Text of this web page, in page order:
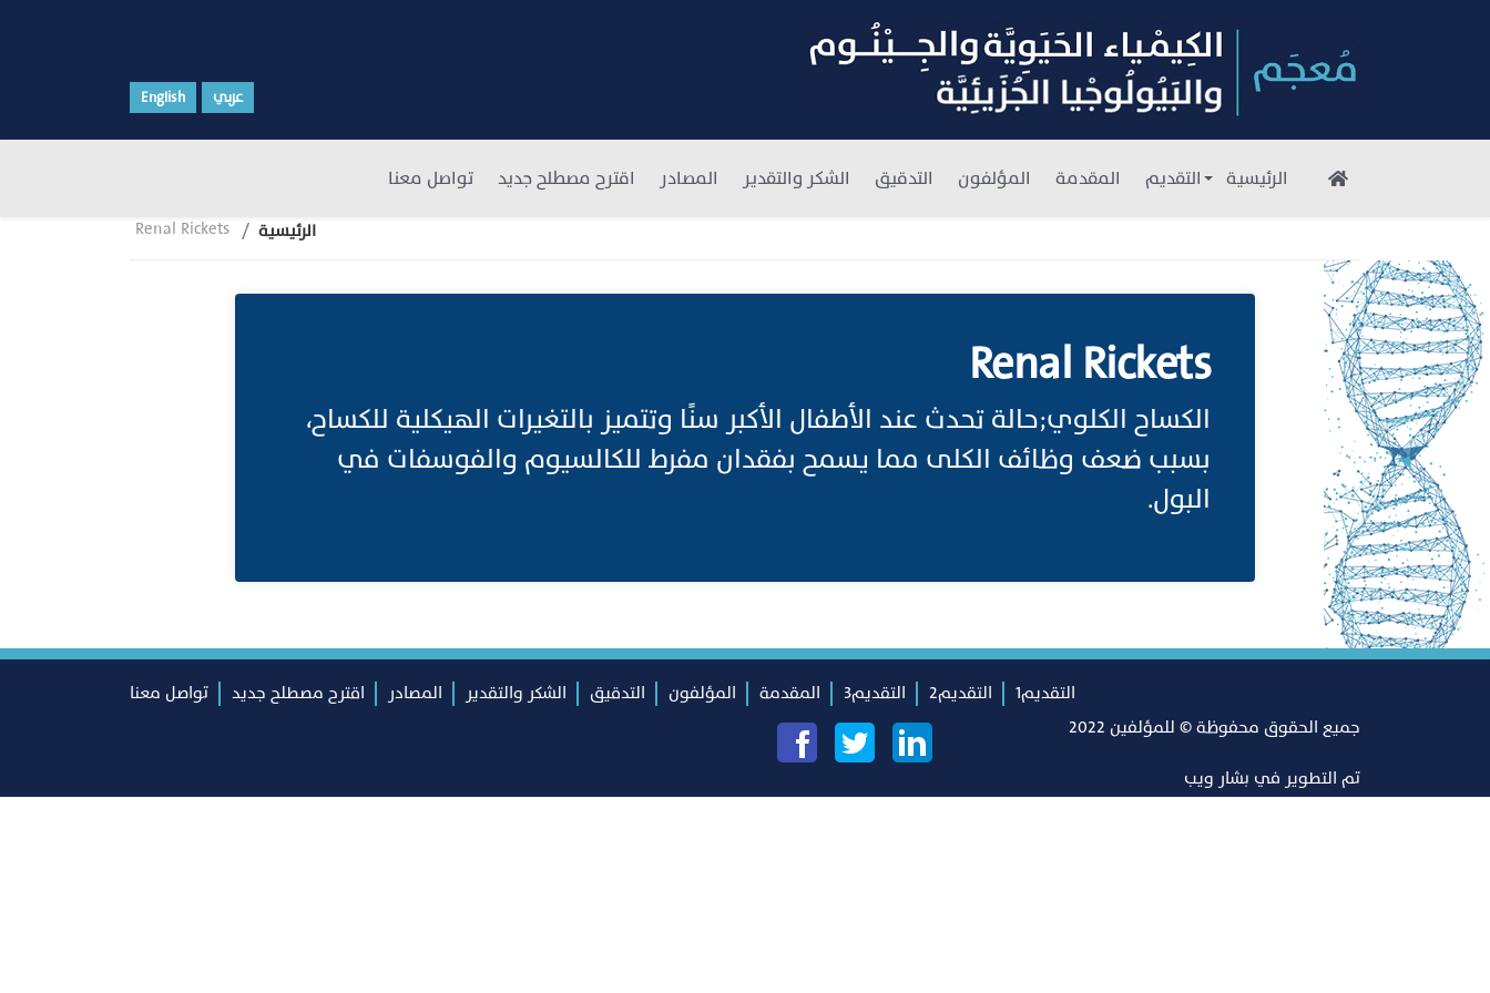
English عربي
التقديم المقدمة المؤلفون التدقيق الشكر والتقدير المصادر اقترح مصطلح جديد تواصل معنا
Renal Rickets الرئيسية
Renal Rickets
الكساح الكلوي;حالة تحدث عند الأطفال الأكبر سنًا وتتميز بالتغيرات الهيكلية للكساح،
بسبب ضعف وظائف الكلى مما يسمح بفقدان مفرط للكالسيوم والفوسفات في
البول.
التقديم1 التقديم2 التقديم3 المقدمة المؤلفون التدقيق الشكر والتقدير المصادر اقترح مصطلح جديد
تواصل معنا
جميع الحقوق محفوظة © للمؤلفين 2022
تم التطوير في بشار ويب